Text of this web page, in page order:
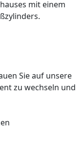
mit einem
Sie auf unsere
zu wechseln und